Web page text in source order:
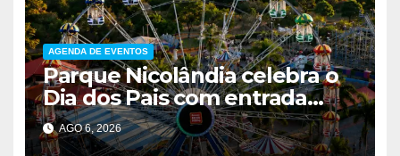
AGENDA DE EVENTOS
Parque Nicolândia celebra o
Dia dos Pais com entrada
gratuita para pais e desconto
de 40% nos passaportes
AGO 6, 2026